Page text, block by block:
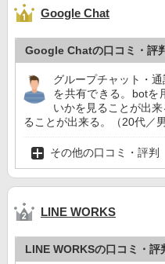
Google Chat
Google Chatの口コミ・評
グループチャット・
を共有できる。botを
いかを見ることが出
ることが出来る。（20代／男
その他の口コミ・評判
LINE WORKS
LINE WORKSの口コミ・評